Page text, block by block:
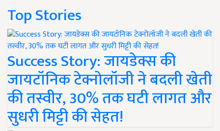
Top Stories
Success Story: जायडेक्स की
जायटॉनिक टेक्नोलॉजी ने बदली खेती
की तस्वीर, 30% तक घटी लागत और
सुधरी मिट्टी की सेहत!